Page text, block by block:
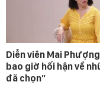
Diễn viên Mai
bao giờ hối hận về
đã chọn”